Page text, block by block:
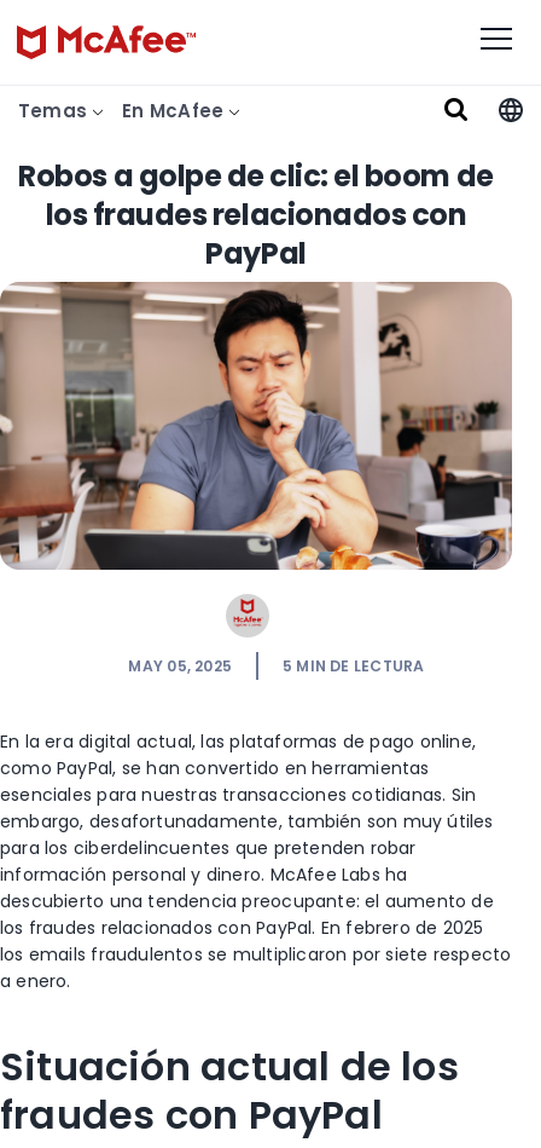
Temas En McAfee
Robos a golpe de clic: el boom de
los fraudes relacionados con
PayPal
MAY 05, 2025 5 MIN DE LECTURA
En la era digital actual, las plataformas de pago online,
como PayPal, se han convertido en herramientas
esenciales para nuestras transacciones cotidianas. Sin
embargo, desafortunadamente, también son muy útiles
para los ciberdelincuentes que pretenden robar
información personal y dinero. McAfee Labs ha
descubierto una tendencia preocupante: el aumento de
los fraudes relacionados con PayPal. En febrero de 2025
los emails fraudulentos se multiplicaron por siete respecto
a enero.
Situación actual de los
fraudes con PayPal